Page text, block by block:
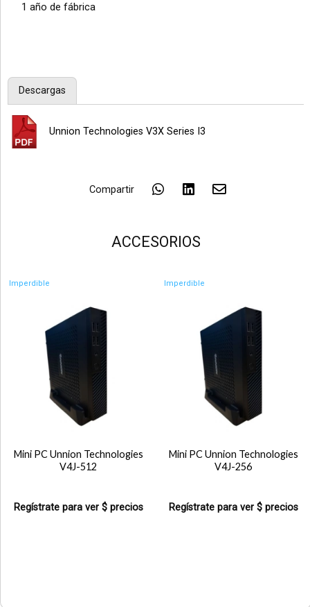
1 año de fábrica
Descargas
Unnion Technologies V3X Series I3
Compartir
ACCESORIOS
Imperdible
Mini PC Unnion Technologies
V4J-512
Regístrate para ver $ precios
Imperdible
Mini PC Unnion Technologies
V4J-256
Regístrate para ver $ precios